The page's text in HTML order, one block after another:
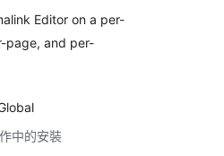
Editor on a per-
page, and per-
中的安裝